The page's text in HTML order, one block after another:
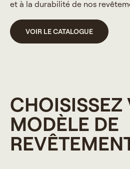
et à la durabilité de nos
VOIR LE CATALOGUE
CHOISISSEZ
MODÈLE DE